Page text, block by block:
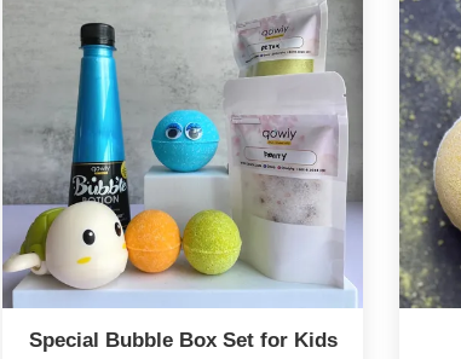
Special Bubble Box Set for Kids